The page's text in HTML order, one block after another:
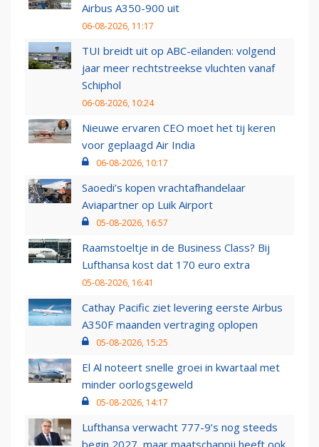
Airbus A350-900 uit
06-08-2026, 11:17
TUI breidt uit op ABC-eilanden: volgend
jaar meer rechtstreekse vluchten vanaf
Schiphol
06-08-2026, 10:24
Nieuwe ervaren CEO moet het tij keren
voor geplaagd Air India
06-08-2026, 10:17
Saoedi’s kopen vrachtafhandelaar
Aviapartner op Luik Airport
05-08-2026, 16:57
Raamstoeltje in de Business Class? Bij
Lufthansa kost dat 170 euro extra
05-08-2026, 16:41
Cathay Pacific ziet levering eerste Airbus
A350F maanden vertraging oplopen
05-08-2026, 15:25
El Al noteert snelle groei in kwartaal met
minder oorlogsgeweld
05-08-2026, 14:17
Lufthansa verwacht 777-9’s nog steeds